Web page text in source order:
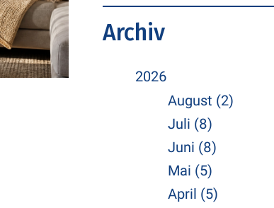
Archiv
2026
August (2)
Juli (8)
Juni (8)
Mai (5)
April (5)